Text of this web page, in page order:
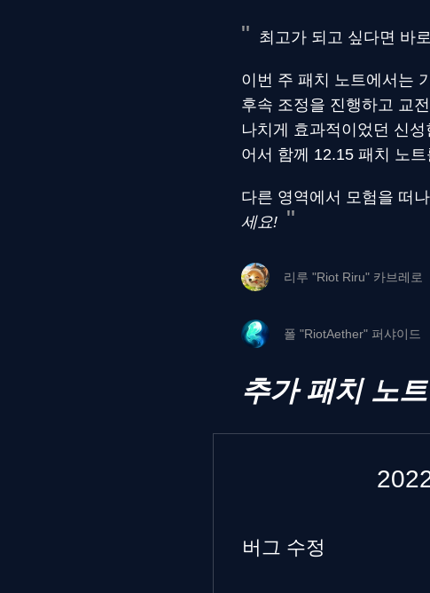
최고가 되고 싶다면 바
이번 주 패치 노트에서는
후속 조정을 진행하고 교
나치게 효과적이었던 신
어서 함께 12.15 패치 노
다른 영역에서 모험을 떠
세요!
리루 "Riot Riru" 카브레로
폴 "RiotAether" 퍼샤이드
추가 패치 노트
버그 수정